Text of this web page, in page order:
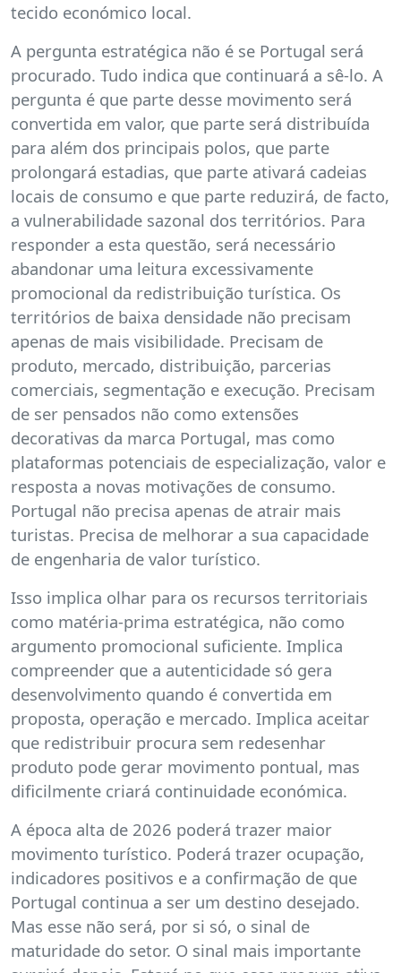
tecido económico local.
A pergunta estratégica não é se Portugal será
procurado. Tudo indica que continuará a sê-lo. A
pergunta é que parte desse movimento será
convertida em valor, que parte será distribuída
para além dos principais polos, que parte
prolongará estadias, que parte ativará cadeias
locais de consumo e que parte reduzirá, de facto,
a vulnerabilidade sazonal dos territórios. Para
responder a esta questão, será necessário
abandonar uma leitura excessivamente
promocional da redistribuição turística. Os
territórios de baixa densidade não precisam
apenas de mais visibilidade. Precisam de
produto, mercado, distribuição, parcerias
comerciais, segmentação e execução. Precisam
de ser pensados não como extensões
decorativas da marca Portugal, mas como
plataformas potenciais de especialização, valor e
resposta a novas motivações de consumo.
Portugal não precisa apenas de atrair mais
turistas. Precisa de melhorar a sua capacidade
de engenharia de valor turístico.
Isso implica olhar para os recursos territoriais
como matéria-prima estratégica, não como
argumento promocional suficiente. Implica
compreender que a autenticidade só gera
desenvolvimento quando é convertida em
proposta, operação e mercado. Implica aceitar
que redistribuir procura sem redesenhar
produto pode gerar movimento pontual, mas
dificilmente criará continuidade económica.
A época alta de 2026 poderá trazer maior
movimento turístico. Poderá trazer ocupação,
indicadores positivos e a confirmação de que
Portugal continua a ser um destino desejado.
Mas esse não será, por si só, o sinal de
maturidade do setor. O sinal mais importante